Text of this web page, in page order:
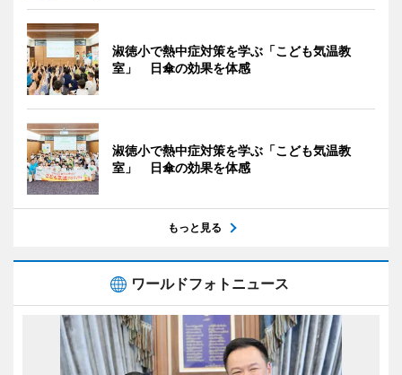
淑徳小で熱中症対策を学ぶ「こども気温教
室」 日傘の効果を体感
淑徳小で熱中症対策を学ぶ「こども気温教
室」 日傘の効果を体感
もっと見る
ワールドフォトニュース